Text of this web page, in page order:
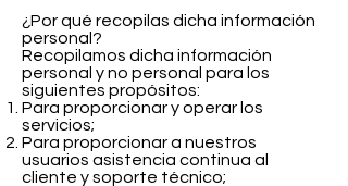
¿Por qué recopilas dicha información
personal?
Recopilamos dicha información
personal y no personal para los
siguientes propósitos:
Para proporcionar y operar los
servicios;
Para proporcionar a nuestros
usuarios asistencia continua al
cliente y soporte técnico;